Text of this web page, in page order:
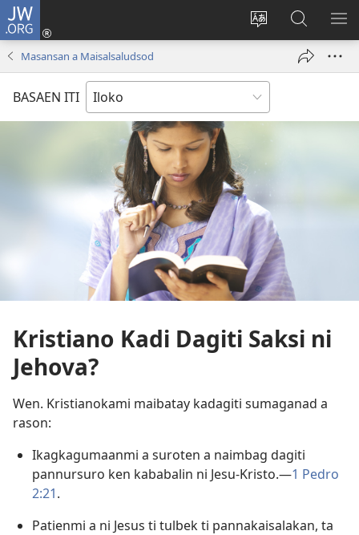
JW.ORG
Baliwan
lengguahe
ti
site
Ag-
log
(manglukat
iti
a
Agbirok
iti
JW.ORG
Masansan a Maisalsaludsod
BASAEN ITI
Kristiano Kadi Dagiti Saksi ni
Jehova?
Wen. Kristianokami maibatay kadagiti sumaganad a
rason:
Ikagkagumaanmi a suroten a naimbag dagiti
pannursuro ken kababalin ni Jesu-Kristo.—1 Pedro
2:21.
Patienmi a ni Jesus ti tulbek ti pannakaisalakan, ta